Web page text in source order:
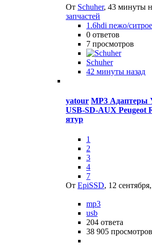
От Schuher, 43 минуты
запчастей
1.6hdi пежо/
0 ответов
7 просмотров
Schuher
42 минуты назад
yatour MP3 Адаптеры
USB-SD-AUX Peugeot
ятур
1
2
3
4
7
От EpiSSD, 12
mp3
usb
204 ответа
38 905 просмотров